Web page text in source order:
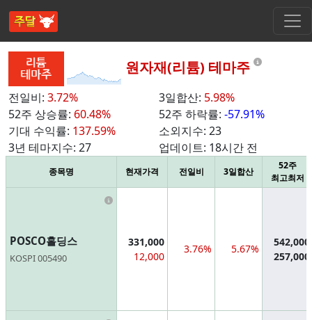
원자재(리튬) 테마주
전일비: 3.72% 3일합산: 5.98%
52주 상승률: 60.48% 52주 하락률: -57.91%
기대 수익률: 137.59% 소외지수: 23
3년 테마지수: 27 업데이트: 18시간 전
종목명 현재가격 전일비 3일합산
52주
최고최저
POSCO홀딩스
KOSPI 005490
Information
331,000
12,000
3.76% 5.67%
542,000
257,000